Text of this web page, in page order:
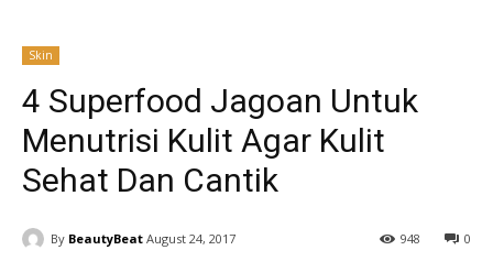
Skin
4 Superfood Jagoan Untuk
Menutrisi Kulit Agar Kulit
Sehat Dan Cantik
By BeautyBeat August 24, 2017 0
948